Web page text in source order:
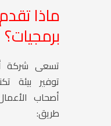
ماذا
برمجيات؟
تسعى شركة
توفير بيئة
أصحاب
طريق: